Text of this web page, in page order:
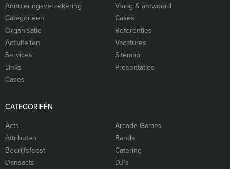
Annuleringsverzekering
Vraag & antwoord
Categorieën
Cases
Organisatie
Referenties
Activiteiten
Vacatures
Services
Sitemap
Links
Presentaties
Cases
CATEGORIEËN
Acts
Arcade Games
Attributen
Bands
Bedrijfsfeest
Catering
Dansacts
DJ’s